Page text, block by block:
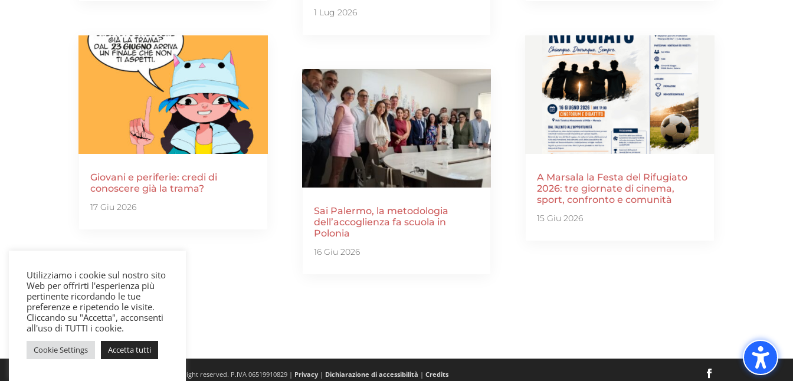
Giovani e periferie: credi di
conoscere già la trama?
17 Giu 2026
1 Lug 2026
Sai Palermo, la metodologia
dell’accoglienza fa scuola in
Polonia
16 Giu 2026
A Marsala la Festa del Rifugiato
2026: tre giornate di cinema,
sport, confronto e comunità
15 Giu 2026
« Post precedenti
© Copyright OperaProssima.it All right reserved. P.IVA 06519910829 | Privacy | Dichiarazione di accessibilità |Credits
Utilizziamo i cookie sul nostro sito
Web per offrirti l'esperienza più
pertinente ricordando le tue
preferenze e ripetendo le visite.
Cliccando su "Accetta", acconsenti
all'uso di TUTTI i cookie.
Cookie Settings Accetta tutti